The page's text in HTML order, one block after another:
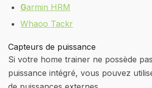
Garmin HRM
Whaoo Tackr
Capteurs de puissance
Si votre home trainer ne possède
puissance intégré, vous pouvez